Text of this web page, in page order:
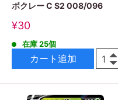
ボクレー C S2 008/096
販
価
¥30
在庫 25個
カート追加